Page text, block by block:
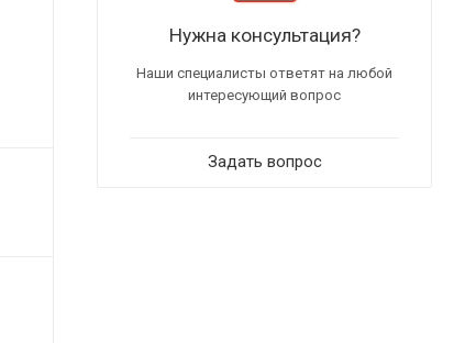
Нужна консультация?
Наши специалисты ответят на любой
интересующий вопрос
Задать вопрос